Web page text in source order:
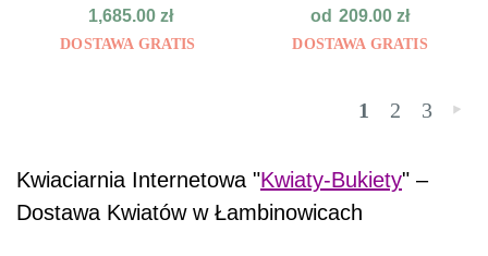
1,685.00zł
DOSTAWA GRATIS
od 209.00zł
DOSTAWA GRATIS
1 2 3 »
Kwiaciarnia Internetowa "Kwiaty-Bukiety" –
Dostawa Kwiatów w Łambinowicach